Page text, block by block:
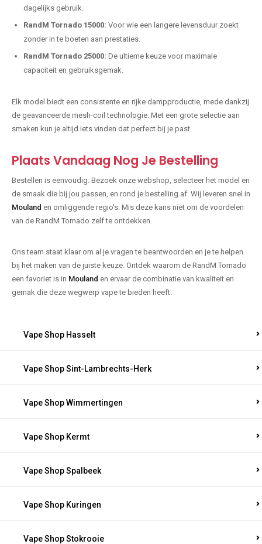
dagelijks gebruik.
RandM Tornado 15000: Voor wie een langere levensduur zoekt
zonder in te boeten aan prestaties.
RandM Tornado 25000: De ultieme keuze voor maximale
capaciteit en gebruiksgemak.
Elk model biedt een consistente en rijke dampproductie, mede dankzij
de geavanceerde mesh-coil technologie. Met een grote selectie aan
smaken kun je altijd iets vinden dat perfect bij je past.
Plaats Vandaag Nog Je Bestelling
Bestellen is eenvoudig. Bezoek onze webshop, selecteer het model en
de smaak die bij jou passen, en rond je bestelling af. Wij leveren snel in
Mouland en omliggende regio's. Mis deze kans niet om de voordelen
van de RandM Tornado zelf te ontdekken.
Ons team staat klaar om al je vragen te beantwoorden en je te helpen
bij het maken van de juiste keuze. Ontdek waarom de RandM Tornado
een favoriet is in Mouland en ervaar de combinatie van kwaliteit en
gemak die deze wegwerp vape te bieden heeft.
Vape Shop Hasselt
Vape Shop Sint-Lambrechts-Herk
Vape Shop Wimmertingen
Vape Shop Kermt
Vape Shop Spalbeek
Vape Shop Kuringen
Vape Shop Stokrooie